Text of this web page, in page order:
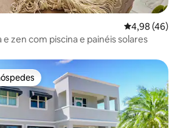
4,98 de uma
4,98 (46)
zen com piscina e painéis solares
preferidos dos hóspedes